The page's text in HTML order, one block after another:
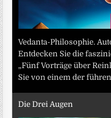
Vedanta-Philosophie.
Entdecken Sie die
„Fünf Vorträge über
Sie von einem der
Die Drei Augen